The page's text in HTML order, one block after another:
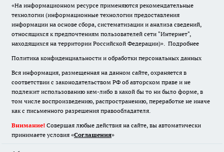
«На информационном ресурсе применяются рекомендательные
технологии (информационные технологии предоставления
информации на основе сбора, систематизации и анализа сведений,
относящихся к предпочтениям пользователей сети "Интернет",
находящихся на территории Российской Федерации)». Подробнее
Политика конфиденциальности и обработки персональных данных
Вся информация, размещенная на данном сайте, охраняется в
соответствии с законодательством РФ об авторском праве и не
подлежит использованию кем-либо в какой бы то ни было форме, в
том числе воспроизведению, распространению, переработке не иначе
как с письменного разрешения правообладателя.
Внимание! Совершая любые действия на сайте, вы автоматически
принимаете условия «Cоглашения»